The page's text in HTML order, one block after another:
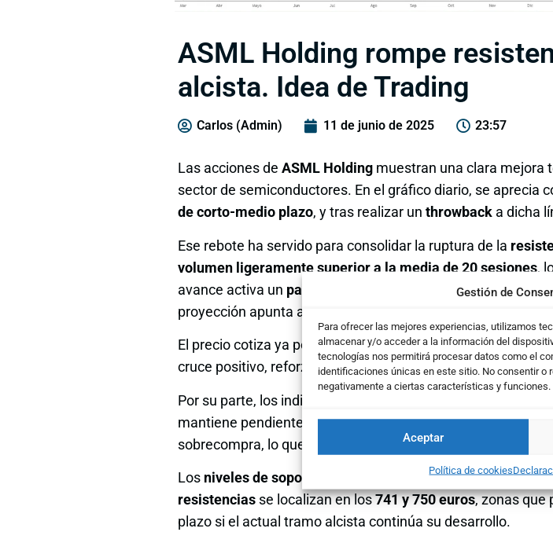
Gestión de
Para ofrecer las mejores experiencias, utilizamos
almacenar y/o acceder a la información del
tecnologías nos permitirá procesar datos como el
identificaciones únicas en este sitio. No consentir o
negativamente a ciertas características y funciones.
Aceptar
Política de cookies
ASML Holding rompe
alcista. Idea de Trading
Carlos (Admin) 11 de junio de 2025 23:57
Las acciones de ASML Holding muestran una clara mejora
sector de semiconductores. En el gráfico diario, se aprecia
de corto-medio plazo, y tras realizar un throwback a dicha
Ese rebote ha servido para consolidar la ruptura de la
volumen ligeramente superior a la media de 20 sesiones,
avance activa un patrón de Hombro-Cabeza-Hombro
proyección apunta a cotas más altas.
El precio cotiza ya por encima de lasmedias móviles de 20
cruce positivo, reforzando el sesgo alcista actual.
Por su parte, los indicadores técnicos acompañan este
mantiene pendiente ascendente, mientras que elRSIse
sobrecompra, lo que deja margen adicional para el impulso.
Los niveles de soporte más cercanos se sitúan en los
resistencias se localizan en los741 y 750 euros, zonas que
plazo si el actual tramo alcista continúa su desarrollo.